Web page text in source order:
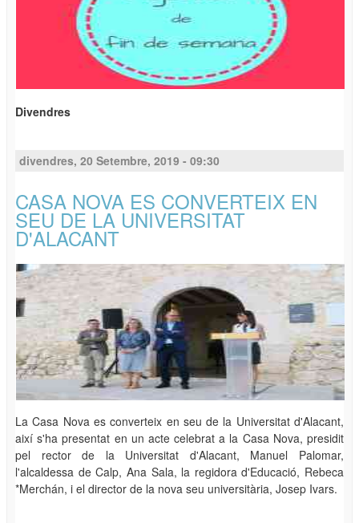
Divendres
divendres, 20 Setembre, 2019 - 09:30
CASA NOVA ES CONVERTEIX EN
SEU DE LA UNIVERSITAT
D'ALACANT
La Casa Nova es converteix en seu de la Universitat d'Alacant,
així s'ha presentat en un acte celebrat a la Casa Nova, presidit
pel rector de la Universitat d'Alacant, Manuel Palomar,
l'alcaldessa de Calp, Ana Sala, la regidora d'Educació, Rebeca
*Merchán, i el director de la nova seu universitària, Josep Ivars.